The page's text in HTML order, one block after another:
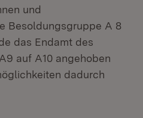
und
Besoldungsgruppe A 8
das Endamt des
auf A10 angehoben
dadurch